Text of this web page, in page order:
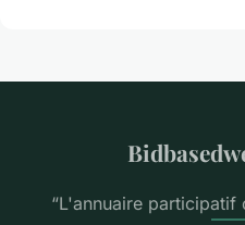
“L'annuaire participatif